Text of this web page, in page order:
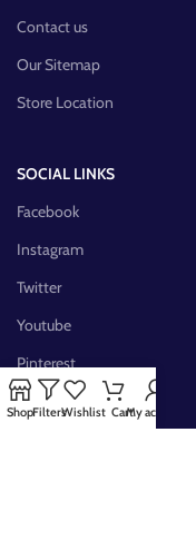
Contact us
Our Sitemap
Store Location
SOCIAL LINKS
Facebook
Instagram
Twitter
Youtube
Pinterest
FB Group
ShopFiltersWishlist CartMy account